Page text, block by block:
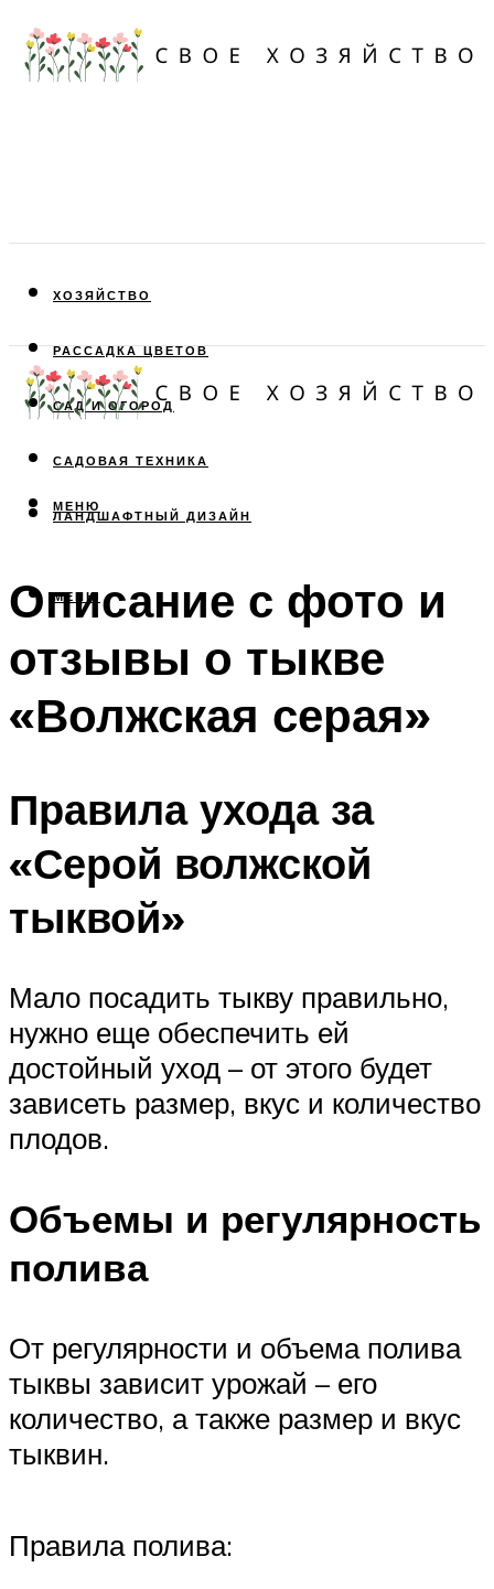
ХОЗЯЙСТВО
РАССАДКА ЦВЕТОВ
САД И ОГОРОД
САДОВАЯ ТЕХНИКА
ЛАНДШАФТНЫЙ ДИЗАЙН
МЕНЮ
МЕНЮ
Описание с фото и
отзывы о тыкве
«Волжская серая»
Правила ухода за
«Серой волжской
тыквой»
Мало посадить тыкву правильно,
нужно еще обеспечить ей
достойный уход – от этого будет
зависеть размер, вкус и количество
плодов.
Объемы и регулярность
полива
От регулярности и объема полива
тыквы зависит урожай – его
количество, а также размер и вкус
тыквин.
Правила полива: